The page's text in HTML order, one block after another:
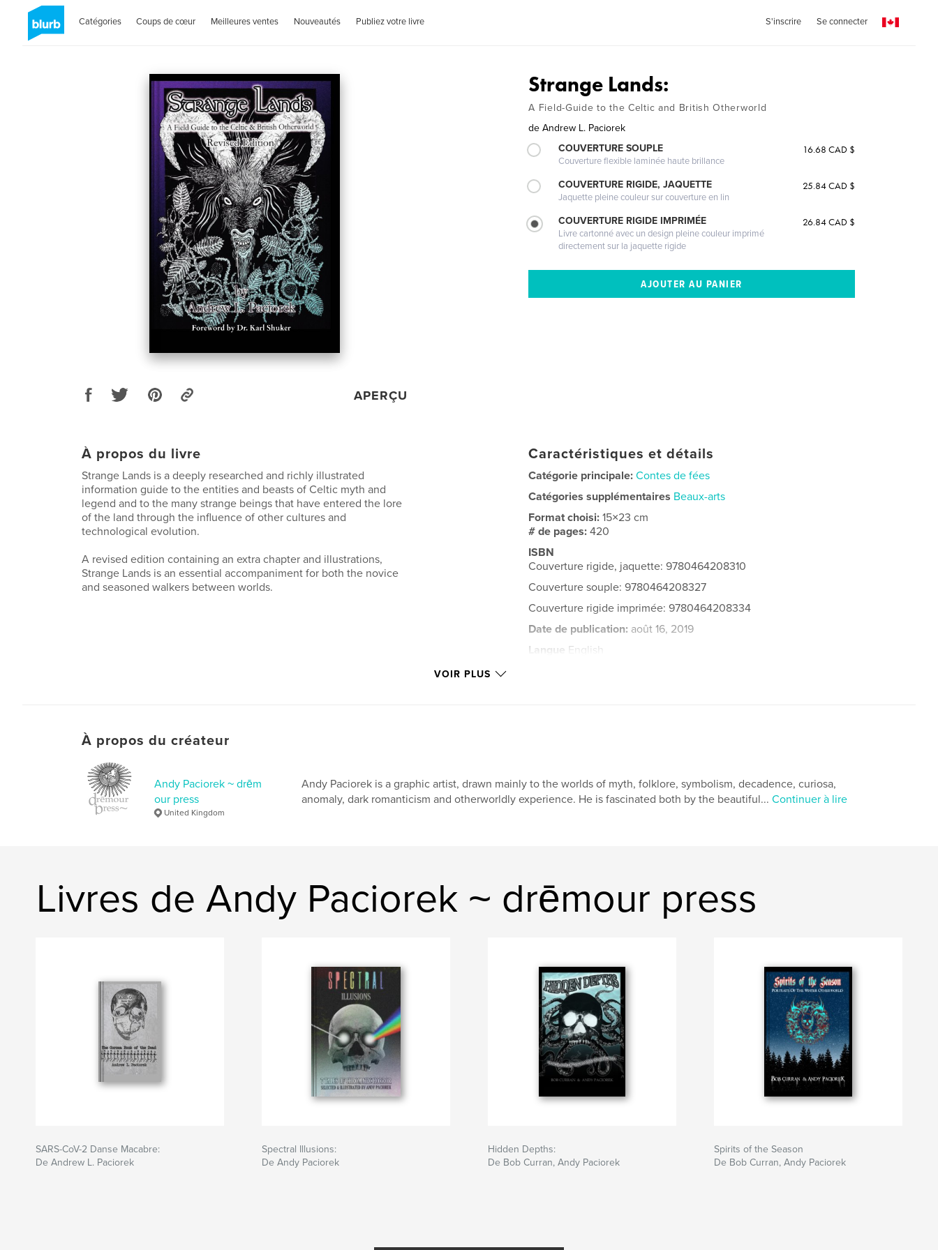
Catégories Coups de cœur Meilleures ventes Nouveautés Publiez votre livre S'inscrire Se connecter
APERÇU
Strange Lands:
A Field-Guide to the Celtic and British Otherworld
de Andrew L. Paciorek
COUVERTURE SOUPLE
Couverture flexible laminée haute brillance
16.68 CAD $
COUVERTURE RIGIDE, JAQUETTE
Jaquette pleine couleur sur couverture en lin
25.84 CAD $
COUVERTURE RIGIDE IMPRIMÉE
Livre cartonné avec un design pleine couleur imprimé
directement sur la jaquette rigide
26.84 CAD $
À propos du livre
Strange Lands is a deeply researched and richly illustrated
information guide to the entities and beasts of Celtic myth and
legend and to the many strange beings that have entered the lore
of the land through the influence of other cultures and
technological evolution.
A revised edition containing an extra chapter and illustrations,
Strange Lands is an essential accompaniment for both the novice
and seasoned walkers between worlds.
Caractéristiques et détails
Catégorie principale: Contes de fées
Catégories supplémentaires Beaux-arts
Format choisi:15×23 cm
# de pages:420
ISBN
Couverture rigide, jaquette: 9780464208310
Couverture souple: 9780464208327
Couverture rigide imprimée: 9780464208334
Date de publication: août 16, 2019
Langue English
VOIR PLUS
À propos du créateur
Andy Paciorek ~ drēm
our press
United Kingdom
Andy Paciorek is a graphic artist, drawn mainly to the worlds of myth, folklore, symbolism, decadence, curiosa,
anomaly, dark romanticism and otherworldly experience. He is fascinated both by the beautiful... Continuer à lire
Livres de Andy Paciorek ~ drēmour press
SARS-CoV-2 Danse Macabre:
De Andrew L. Paciorek
Spectral Illusions:
De Andy Paciorek
Hidden Depths:
De Bob Curran, Andy Paciorek
Spirits of the Season
De Bob Curran, Andy Paciorek